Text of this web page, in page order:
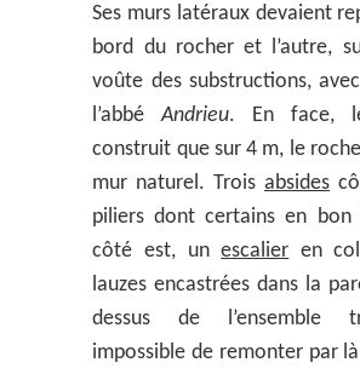
Ses murs latéraux devaient
bord du rocher et l’autre,
voûte des substructions,
l’abbéAndrieu. En face,
construit que sur 4 m, le
mur naturel. Troisabsides
piliers dont certains en bon
côté est, unescalier en
lauzes encastrées dans la
dessus de l’ensemble
impossible de remonter par